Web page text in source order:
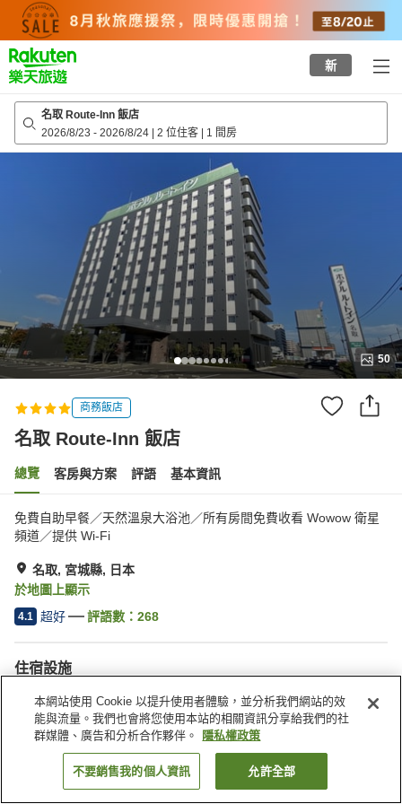
top
page
新
名取 Route-Inn 飯店
2026/8/23 - 2026/8/24 | 2 位住客 | 1 間房
50
商務飯店
名取 Route-Inn 飯店
總覽 客房與方案 評語 基本資訊
免費自助早餐／天然溫泉大浴池／所有房間免費收看 Wowow 衛星
頻道／提供 Wi-Fi
名取, 宮城縣, 日本
於地圖上顯示
4.1 超好 評語數： 268
住宿設施
無線網路
餐廳
自動販賣機
免費停車
找客房
本網站使用 Cookie 以提升使用者體驗，並分析我們網站的效
能與流量。我們也會將您使用本站的相關資訊分享給我們的社
群媒體、廣告和分析合作夥伴。
隱私權政策
不要銷售我的個人資訊 允許全部